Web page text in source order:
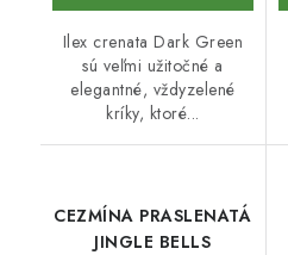
Ilex crenata Dark Green
sú veľmi užitočné a
elegantné, vždyzelené
kríky, ktoré...
CEZMÍNA PRASLENATÁ
JINGLE BELLS